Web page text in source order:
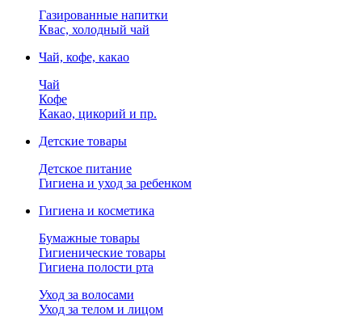
Газированные напитки
Квас, холодный чай
Чай, кофе, какао
Чай
Кофе
Какао, цикорий и пр.
Детские товары
Детское питание
Гигиена и уход за ребенком
Гигиена и косметика
Бумажные товары
Гигиенические товары
Гигиена полости рта
Уход за волосами
Уход за телом и лицом